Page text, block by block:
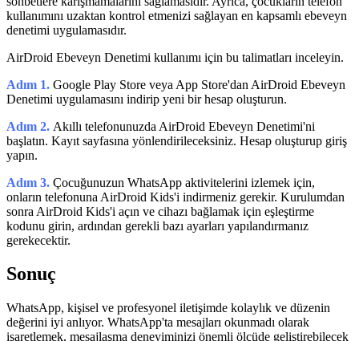
kullanımını uzaktan kontrol etmenizi sağlayan en kapsamlı ebeveyn
denetimi uygulamasıdır.
AirDroid Ebeveyn Denetimi kullanımı için bu talimatları inceleyin.
Adım 1. Google Play Store veya App Store'dan AirDroid Ebeveyn
Denetimi uygulamasını indirip yeni bir hesap oluşturun.
Adım 2. Akıllı telefonunuzda AirDroid Ebeveyn Denetimi'ni
başlatın. Kayıt sayfasına yönlendirileceksiniz. Hesap oluşturup giriş
yapın.
Adım 3. Çocuğunuzun WhatsApp aktivitelerini izlemek için,
onların telefonuna AirDroid Kids'i indirmeniz gerekir. Kurulumdan
sonra AirDroid Kids'i açın ve cihazı bağlamak için eşleştirme
kodunu girin, ardından gerekli bazı ayarları yapılandırmanız
gerekecektir.
Sonuç
WhatsApp, kişisel ve profesyonel iletişimde kolaylık ve düzenin
değerini iyi anlıyor. WhatsApp'ta mesajları okunmadı olarak
işaretlemek, mesajlaşma deneyiminizi önemli ölçüde geliştirebilecek